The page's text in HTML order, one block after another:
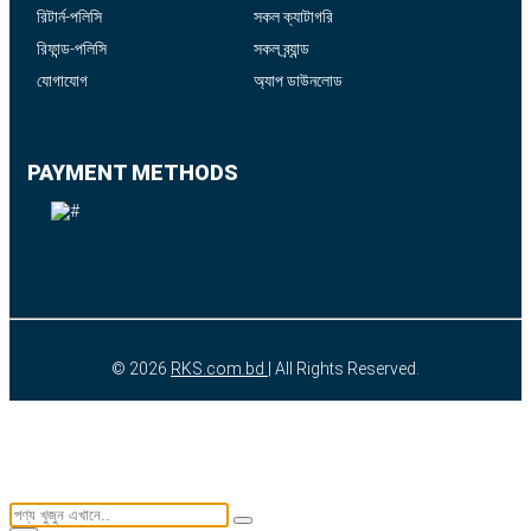
রিটার্ন-পলিসি
রিফান্ড-পলিসি
যোগাযোগ
সকল ক্যাটাগরি
সকল ব্র্যান্ড
অ্যাপ ডাউনলোড
PAYMENT METHODS
© 2026 RKS.com.bd | All Rights Reserved.